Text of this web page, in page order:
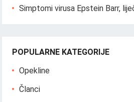
Simptomi virusa Epstein Barr,
POPULARNE KATEGORIJE
Opekline
Članci